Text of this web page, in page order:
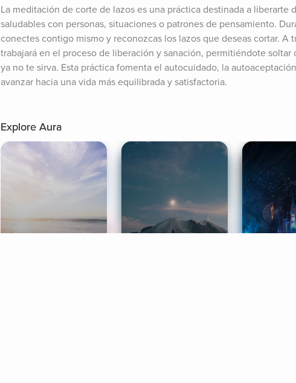
La meditación de corte de lazos es una práctica destinada a
saludables con personas, situaciones o patrones de pensamiento.
conectes contigo mismo y reconozcas los lazos que deseas cortar. A
trabajará en el proceso de liberación y sanación, permitiéndote
ya no te sirva. Esta práctica fomenta el autocuidado, la
avanzar hacia una vida más equilibrada y satisfactoria.
Explore Aura